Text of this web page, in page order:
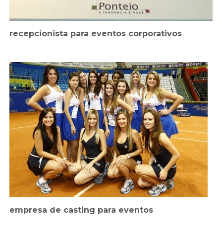
recepcionista para eventos corporativos
empresa de casting para eventos